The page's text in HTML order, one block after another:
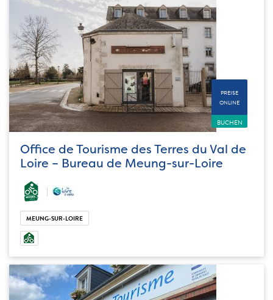
PREISE
ONLINE
BUCHEN
Office de Tourisme des Terres du Val de
Loire – Bureau de Meung-sur-Loire
MEUNG-SUR-LOIRE